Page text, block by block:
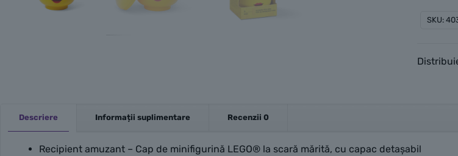
SKU:
Descriere Informații suplimentare Recenzii 0
Recipient amuzant – Cap de minifigurină LEGO® la scară mărită, cu capac detașabil